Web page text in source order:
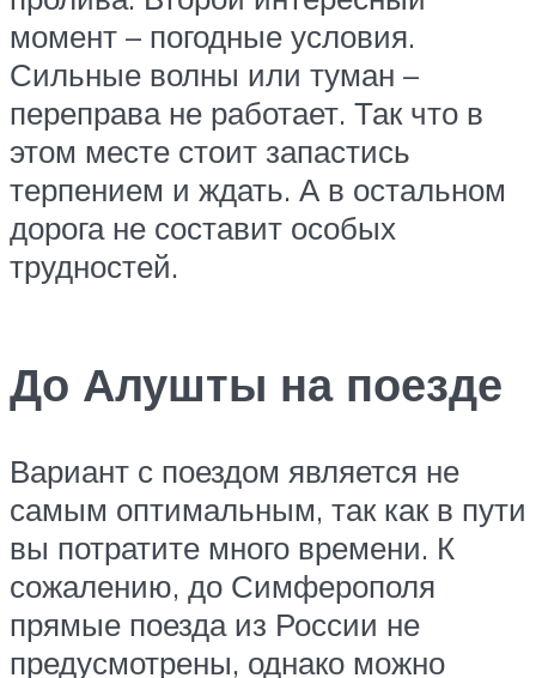
момент – погодные условия.
Сильные волны или туман –
переправа не работает. Так что в
этом месте стоит запастись
терпением и ждать. А в остальном
дорога не составит особых
трудностей.
До Алушты на поезде
Вариант с поездом является не
самым оптимальным, так как в пути
вы потратите много времени. К
сожалению, до Симферополя
прямые поезда из России не
предусмотрены, однако можно